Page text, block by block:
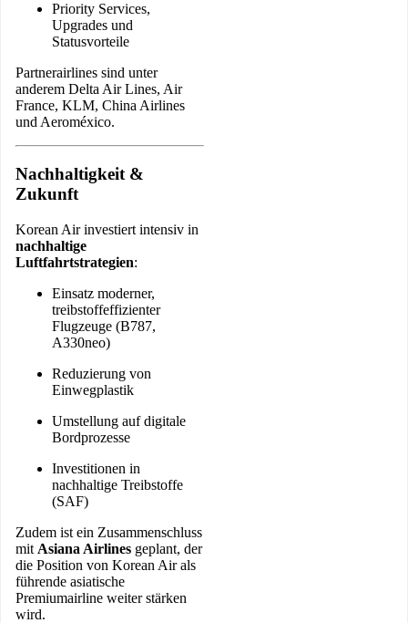
Priority Services,
Upgrades und
Statusvorteile
Partnerairlines sind unter
anderem Delta Air Lines, Air
France, KLM, China Airlines
und Aeroméxico.
Nachhaltigkeit &
Zukunft
Korean Air investiert intensiv in
nachhaltige
Luftfahrtstrategien:
Einsatz moderner,
treibstoffeffizienter
Flugzeuge (B787,
A330neo)
Reduzierung von
Einwegplastik
Umstellung auf digitale
Bordprozesse
Investitionen in
nachhaltige Treibstoffe
(SAF)
Zudem ist ein Zusammenschluss
mit Asiana Airlines geplant, der
die Position von Korean Air als
führende asiatische
Premiumairline weiter stärken
wird.